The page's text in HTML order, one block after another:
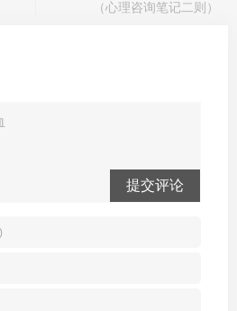
（心理咨询笔记二则）
提交评论